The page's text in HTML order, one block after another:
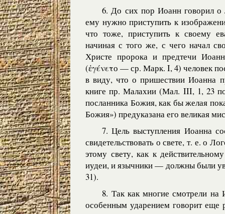
6. До сих пор Иоанн говорил о
ему нужно приступить к
что тоже, приступить к своему
начиная с того же, с чего начал
Христе пророка и предтечи
(ἐγένετо — ср. Марк. I, 4) человек
в виду, что о пришествии Иоанна
книге пр. Малахии (Мал. III, 1, 23
посланника Божия, как бы желая
Божия») предуказана его великая
7. Цель выступления Иоанна
свидетельствовать о свете, т. е. о
этому свету, как к
иудеи, и язычники — должны были
31).
8. Так как многие смотрели на
особенным ударением говорит